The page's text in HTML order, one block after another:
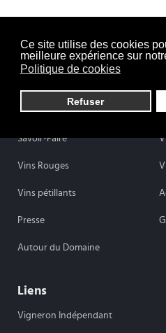
Ce site utilise des cookies
meilleure expérience sur
Politique de cookies
Refuser
Domaine Martin-Luneau
Savoir-Faire
Vins Rouges
Vins pétillants
Presse
Autour du Domaine
Liens
Vigneron Indépendant